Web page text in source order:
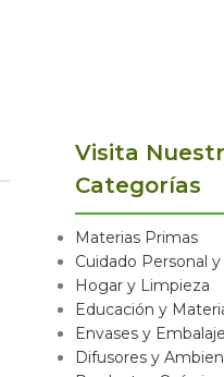
Visita
Categorías
Materias Primas
Cuidado Personal
Hogar y Limpieza
Educación y
Envases y
Difusores y